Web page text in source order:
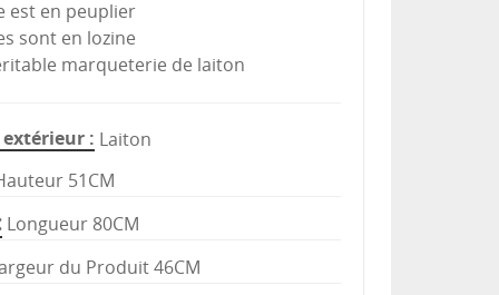
est en peuplier
sont en lozine
marqueterie de laiton
extérieur
Laiton
51CM
Longueur 80CM
du Produit 46CM